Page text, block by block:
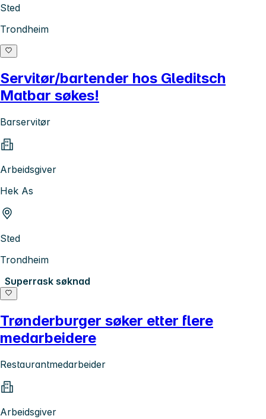
Sted
Trondheim
Servitør/bartender hos Gleditsch
Matbar søkes!
Barservitør
Arbeidsgiver
Hek As
Sted
Trondheim
Superrask søknad
Trønderburger søker etter flere
medarbeidere
Restaurantmedarbeider
Arbeidsgiver